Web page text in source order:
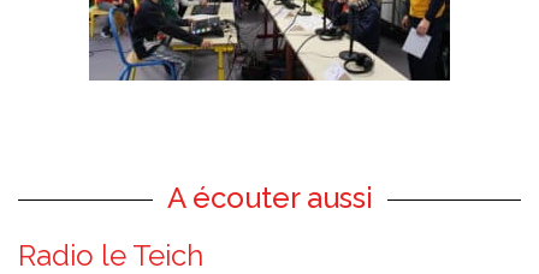
A écouter aussi
Radio le Teich